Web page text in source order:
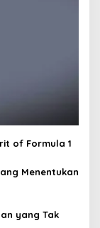
of Formula 1
Menentukan
yang Tak